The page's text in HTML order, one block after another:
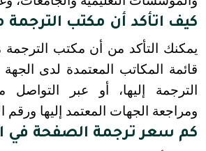
كيف اتأكد أن مكتب الترجمة
ومراجعة الجهات المعتمد إليها ورقم
كم سعر ترجمة الصفحة في